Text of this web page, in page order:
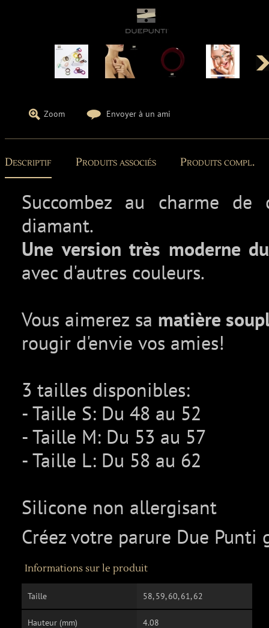
Zoom Envoyer à un ami
Descriptif Produits associés Produits compl.
Succombez au charme
diamant.
Une version très moderne
avec d'autres couleurs.
Vous aimerez sa matière
rougir d'envie vos amies!
3 tailles disponibles:
- Taille S: Du 48 au 52
- Taille M: Du 53 au 57
- Taille L: Du 58 au 62
Silicone non allergisant
Créez votre parure Due Punti
Informations sur le produit
Taille 58, 59, 60, 61, 62
Hauteur (mm) 4.08